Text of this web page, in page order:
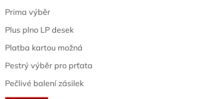
Prima výběr
Plus plno LP desek
Platba kartou možná
Pestrý výběr pro prťata
Pečlivé balení zásilek